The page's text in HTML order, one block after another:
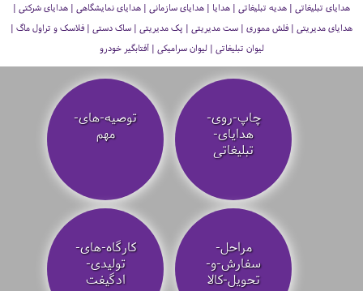
هدایای تبلیغاتی | هدیه تبلیغاتی | هدایا | هدایای سازمانی | هدایای نمایشگاهی | هدایای شرکتی |
هدایای مدیریتی | فلش مموری | ست مدیریتی | پک مدیریتی | ساک دستی | فلاسک و تراول ماگ |
لیوان تبلیغاتی | لیوان سرامیکی | آفتابگیر خودرو
چاپ-روی-
هدایای-
تبلیغاتی
توصیه‌-های-
مهم
مراحل-
سفارش-و-
تحویل-کالا
کارگاه-های-
تولیدی-
ادگیفت